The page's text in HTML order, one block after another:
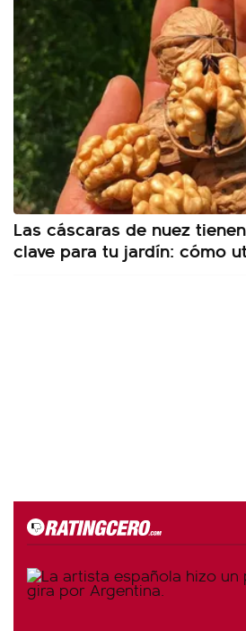
Las cáscaras de nuez
clave para tu jardín: cómo